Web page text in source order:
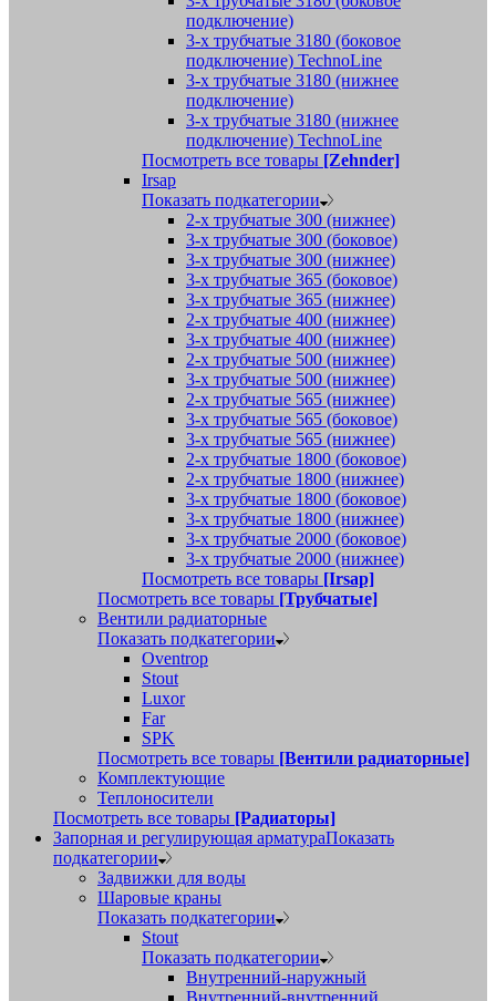
подключение)
3-х трубчатые 3180 (боковое
подключение) TechnoLine
3-х трубчатые 3180 (нижнее
подключение)
3-х трубчатые 3180 (нижнее
подключение) TechnoLine
Посмотреть все товары [Zehnder]
Irsap
Показать подкатегории
2-х трубчатые 300 (нижнее)
3-х трубчатые 300 (боковое)
3-х трубчатые 300 (нижнее)
3-х трубчатые 365 (боковое)
3-х трубчатые 365 (нижнее)
2-х трубчатые 400 (нижнее)
3-х трубчатые 400 (нижнее)
2-х трубчатые 500 (нижнее)
3-х трубчатые 500 (нижнее)
2-х трубчатые 565 (нижнее)
3-х трубчатые 565 (боковое)
3-х трубчатые 565 (нижнее)
2-х трубчатые 1800 (боковое)
2-х трубчатые 1800 (нижнее)
3-х трубчатые 1800 (боковое)
3-х трубчатые 1800 (нижнее)
3-х трубчатые 2000 (боковое)
3-х трубчатые 2000 (нижнее)
Посмотреть все товары [Irsap]
Посмотреть все товары [Трубчатые]
Вентили радиаторные
Показать подкатегории
Oventrop
Stout
Luxor
Far
SPK
Посмотреть все товары [Вентили радиаторные]
Комплектующие
Теплоносители
Посмотреть все товары [Радиаторы]
Запорная и регулирующая арматураПоказать
подкатегории
Задвижки для воды
Шаровые краны
Показать подкатегории
Stout
Показать подкатегории
Внутренний-наружный
Внутренний-внутренний